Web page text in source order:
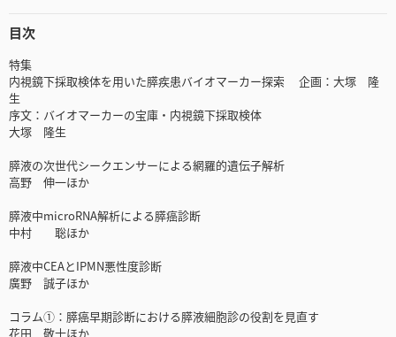
目次
特集
内視鏡下採取検体を用いた膵疾患バイオマーカー探索 企画：大塚 隆
生
序文：バイオマーカーの宝庫・内視鏡下採取検体
大塚 隆生
膵液の次世代シークエンサーによる網羅的遺伝子解析
高野 伸一ほか
膵液中microRNA解析による膵癌診断
中村 聡ほか
膵液中CEAとIPMN悪性度診断
廣野 誠子ほか
コラム①：膵癌早期診断における膵液細胞診の役割を見直す
花田 敬士ほか